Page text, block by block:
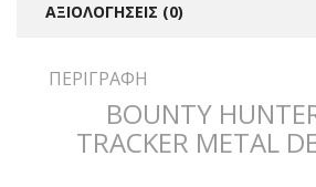
ΑΞΙΟΛΟΓΉΣΕΙΣ (0)
ΠΕΡΙΓΡΑΦΉ
BOUNTY
TRACKER METAL